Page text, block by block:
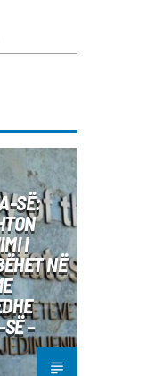
formë
por edhe
SË:
I
NË
–